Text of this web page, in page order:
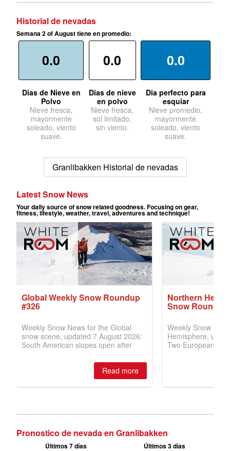
Historial de nevadas
Semana 2 of August tiene en promedio:
0.0
Dias de Nieve en
Polvo
Nieve fresca,
mayormente
soleado, viento
suave.
0.0
Dias de nieve
en polvo
Nieve fresca,
sol limitado,
sin viento.
0.0
Dia perfecto para
esquiar
Nieve promedio,
mayormente
soleado, viento
suave.
Granlibakken Historial de nevadas
Pronostico de nevada en Granlibakken
Últimos 7 días Últimos 3 días